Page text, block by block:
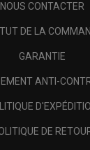
NOUS CONTACTER
DE LA
GARANTIE
ANTI-
DE